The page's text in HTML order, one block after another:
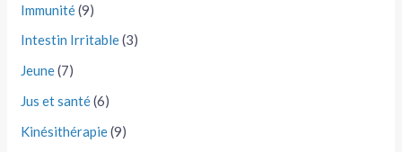
Immunité(9)
Intestin Irritable(3)
Jeune(7)
Jus et santé(6)
Kinésithérapie(9)